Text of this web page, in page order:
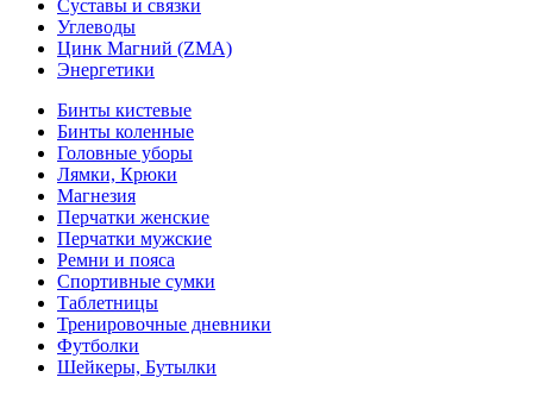
Суставы и связки
Углеводы
Цинк Магний (ZMA)
Энергетики
Бинты кистевые
Бинты коленные
Головные уборы
Лямки, Крюки
Магнезия
Перчатки женские
Перчатки мужские
Ремни и пояса
Спортивные сумки
Таблетницы
Тренировочные дневники
Футболки
Шейкеры, Бутылки